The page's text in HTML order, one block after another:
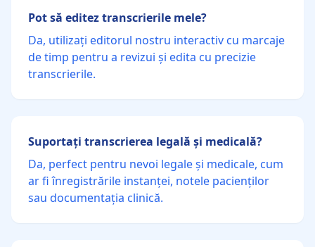
Pot să editez transcrierile mele?
Da, utilizați editorul nostru interactiv cu marcaje
de timp pentru a revizui și edita cu precizie
transcrierile.
Suportați transcrierea legală și medicală?
Da, perfect pentru nevoi legale și medicale, cum
ar fi înregistrările instanței, notele pacienților
sau documentația clinică.